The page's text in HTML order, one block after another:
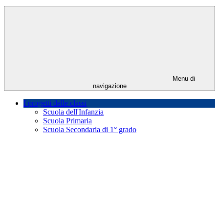
Menu di
navigazione
I progetti delle classi
Scuola dell'Infanzia
Scuola Primaria
Scuola Secondaria di 1° grado